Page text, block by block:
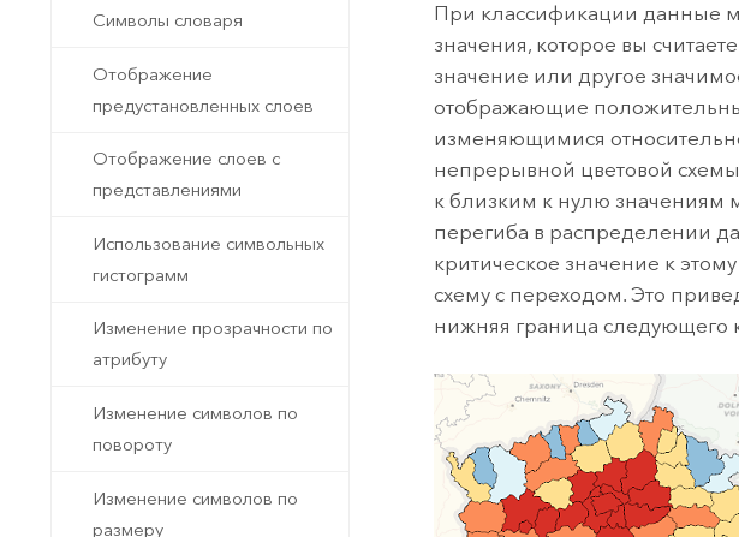
Символы словаря
Отображение
предустановленных слоев
Отображение слоев с
представлениями
Использование символьных
гистограмм
Изменение прозрачности по
атрибуту
Изменение символов по
повороту
Изменение символов по
размеру
При классификации данные
значения, которое вы
значение или другое
отображающие
изменяющимися
непрерывной цветовой
к близким к нулю значениям
перегиба в распределении
критическое значение к
схему с переходом. Это
нижняя граница следующего